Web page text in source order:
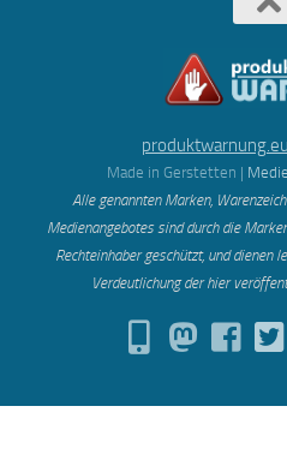
produktwarnung.eu
Made in Gerstetten |
Alle genannten Marken,
Medienangebotes sind durch die
Rechteinhaber geschützt, und dienen
Verdeutlichung der hier